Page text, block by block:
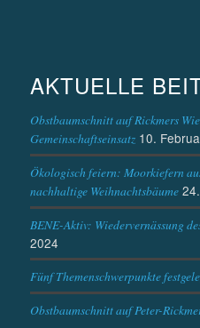
AKTUELLE
Obstbaumschnitt auf Rickmers
Gemeinschaftseinsatz 10.
Ökologisch feiern: Moorkiefern
nachhaltige Weihnachtsbäume
BENE-Aktiv: Wiedervernässung
2024
Fünf Themenschwerpunkte
Obstbaumschnitt auf Peter-